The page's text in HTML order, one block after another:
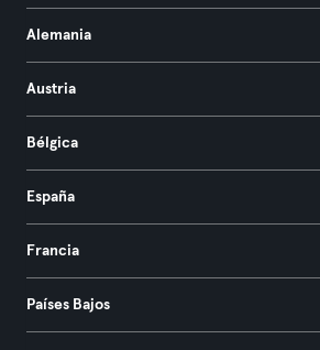
Alemania
Austria
Bélgica
España
Francia
Países Bajos